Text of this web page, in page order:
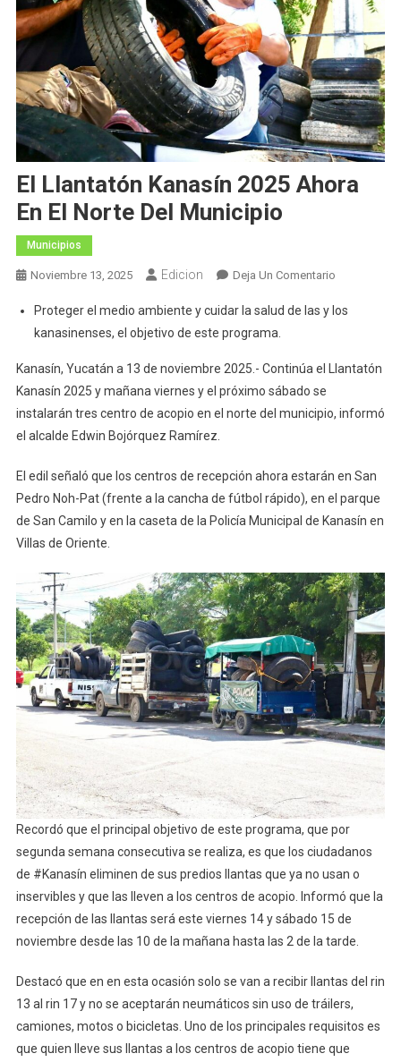
El Llantatón Kanasín 2025 Ahora
En El Norte Del Municipio
Municipios
Noviembre 13, 2025 Edicion Deja Un ComentarioEn
Llantatón
Ahora
El
Municipio
Proteger el medio ambiente y cuidar la salud de las y los
kanasinenses, el objetivo de este programa.
Kanasín, Yucatán a 13 de noviembre 2025.- Continúa el Llantatón
Kanasín 2025 y mañana viernes y el próximo sábado se
instalarán tres centro de acopio en el norte del municipio, informó
el alcalde Edwin Bojórquez Ramírez.
El edil señaló que los centros de recepción ahora estarán en San
Pedro Noh-Pat (frente a la cancha de fútbol rápido), en el parque
de San Camilo y en la caseta de la Policía Municipal de Kanasín en
Villas de Oriente.
Recordó que el principal objetivo de este programa, que por
segunda semana consecutiva se realiza, es que los ciudadanos
de #Kanasín eliminen de sus predios llantas que ya no usan o
inservibles y que las lleven a los centros de acopio. Informó que la
recepción de las llantas será este viernes 14 y sábado 15 de
noviembre desde las 10 de la mañana hasta las 2 de la tarde.
Destacó que en en esta ocasión solo se van a recibir llantas del rin
13 al rin 17 y no se aceptarán neumáticos sin uso de tráilers,
camiones, motos o bicicletas. Uno de los principales requisitos es
que quien lleve sus llantas a los centros de acopio tiene que